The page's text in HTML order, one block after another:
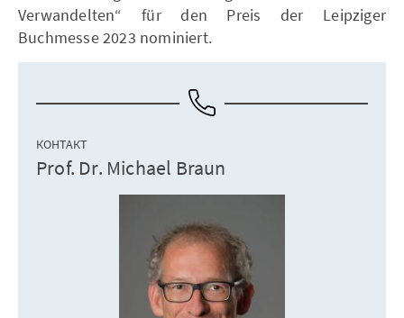
Verwandelten“ für den Preis der Leipziger
Buchmesse 2023 nominiert.
КОНТАКТ
Prof. Dr. Michael Braun